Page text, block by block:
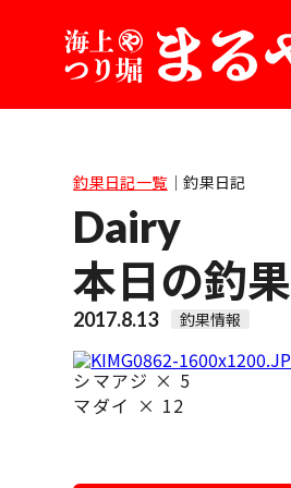
釣果日記一覧 ｜釣果日記
Dairy
本日の釣果
2017.8.13 釣果情報
シマアジ × 5
マダイ × 12